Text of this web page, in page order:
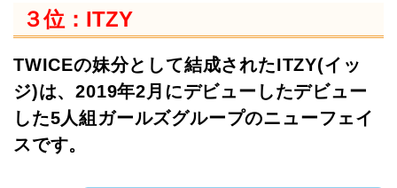
３位：ITZY
TWICEの妹分として結成されたITZY(イッ
ジ)は、2019年2月にデビューしたデビュー
した5人組ガールズグループのニューフェイ
スです。